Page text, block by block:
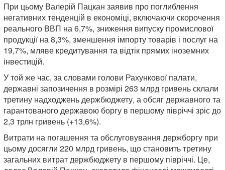
При цьому Валерій Пацкан заявив про поглиблення
негативних тенденцій в економіці, включаючи скорочення
реального ВВП на 6,7%, зниження випуску промислової
продукції на 8,3%, зменшення імпорту товарів і послуг на
19,7%, мляве кредитування та відтік прямих іноземних
інвестицій.
У той же час, за словами голови Рахункової палати,
державні запозичення в розмірі 263 млрд гривень склали
третину надходжень держбюджету, а обсяг державного та
гарантованого державою боргу в першому півріччі зріс до
2,3 трлн гривень (+13,6%).
Витрати на погашення та обслуговування держборгу при
цьому досягли 220 млрд гривень, що становить третину
загальних витрат держбюджету в першому півріччі. Це,